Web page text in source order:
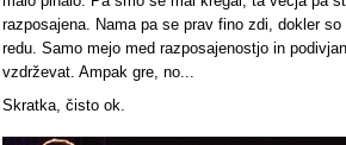
razposajena. Nama pa se prav fino zdi, dokler
redu. Samo mejo med razposajenostjo in
vzdrževat. Ampak gre, no...
Skratka, čisto ok.